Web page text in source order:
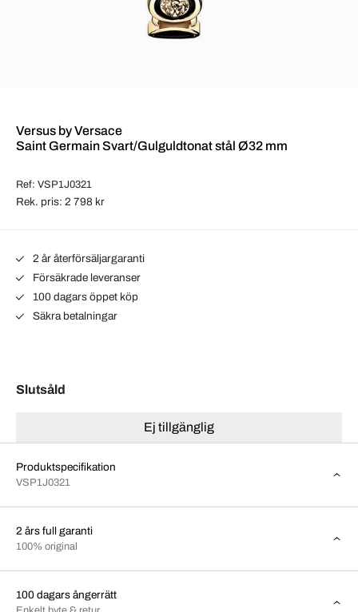
Versus by Versace
Saint Germain Svart/Gulguldtonat stål Ø32 mm
Ref: VSP1J0321
Rek. pris: 2 798 kr
2 år återförsäljargaranti
Försäkrade leveranser
100 dagars öppet köp
Säkra betalningar
Slutsåld
Ej tillgänglig
Produktspecifikation
VSP1J0321
2 års full garanti
100% original
100 dagars ångerrätt